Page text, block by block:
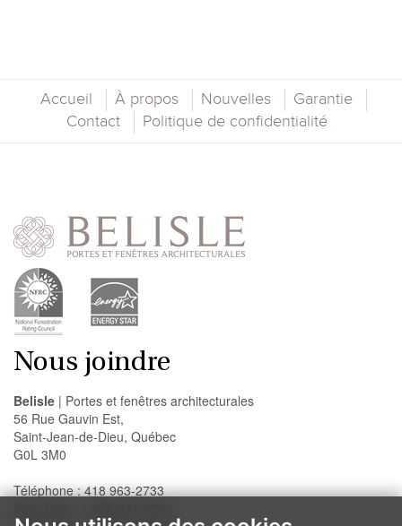
Accueil À propos Nouvelles
Garantie
Contact
Politique de confidentialité
Nous joindre
Belisle | Portes et fenêtres architecturales
56 Rue Gauvin Est,
Saint-Jean-de-Dieu, Québec
G0L 3M0
Téléphone : 418 963-2733